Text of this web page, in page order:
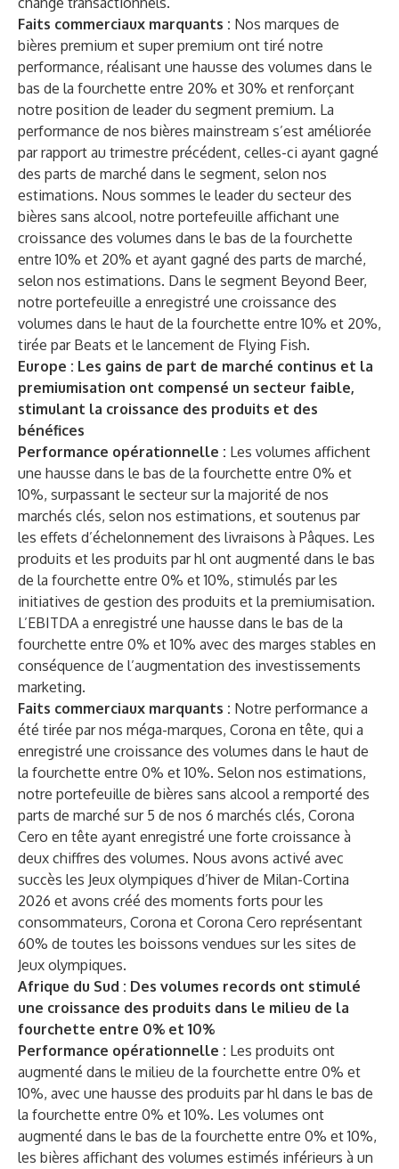
Faits commerciaux marquants : Nos marques de
bières premium et super premium ont tiré notre
performance, réalisant une hausse des volumes dans le
bas de la fourchette entre 20% et 30% et renforçant
notre position de leader du segment premium. La
performance de nos bières mainstream s’est améliorée
par rapport au trimestre précédent, celles-ci ayant gagné
des parts de marché dans le segment, selon nos
estimations. Nous sommes le leader du secteur des
bières sans alcool, notre portefeuille affichant une
croissance des volumes dans le bas de la fourchette
entre 10% et 20% et ayant gagné des parts de marché,
selon nos estimations. Dans le segment Beyond Beer,
notre portefeuille a enregistré une croissance des
volumes dans le haut de la fourchette entre 10% et 20%,
tirée par Beats et le lancement de Flying Fish.
Europe : Les gains de part de marché continus et la
premiumisation ont compensé un secteur faible,
stimulant la croissance des produits et des
bénéfices
Performance opérationnelle : Les volumes affichent
une hausse dans le bas de la fourchette entre 0% et
10%, surpassant le secteur sur la majorité de nos
marchés clés, selon nos estimations, et soutenus par
les effets d’échelonnement des livraisons à Pâques. Les
produits et les produits par hl ont augmenté dans le bas
de la fourchette entre 0% et 10%, stimulés par les
initiatives de gestion des produits et la premiumisation.
L’EBITDA a enregistré une hausse dans le bas de la
fourchette entre 0% et 10% avec des marges stables en
conséquence de l’augmentation des investissements
marketing.
Faits commerciaux marquants : Notre performance a
été tirée par nos méga-marques, Corona en tête, qui a
enregistré une croissance des volumes dans le haut de
la fourchette entre 0% et 10%. Selon nos estimations,
notre portefeuille de bières sans alcool a remporté des
parts de marché sur 5 de nos 6 marchés clés, Corona
Cero en tête ayant enregistré une forte croissance à
deux chiffres des volumes. Nous avons activé avec
succès les Jeux olympiques d’hiver de Milan-Cortina
2026 et avons créé des moments forts pour les
consommateurs, Corona et Corona Cero représentant
60% de toutes les boissons vendues sur les sites de
Jeux olympiques.
Afrique du Sud : Des volumes records ont stimulé
une croissance des produits dans le milieu de la
fourchette entre 0% et 10%
Performance opérationnelle : Les produits ont
augmenté dans le milieu de la fourchette entre 0% et
10%, avec une hausse des produits par hl dans le bas de
la fourchette entre 0% et 10%. Les volumes ont
augmenté dans le bas de la fourchette entre 0% et 10%,
les bières affichant des volumes estimés inférieurs à un